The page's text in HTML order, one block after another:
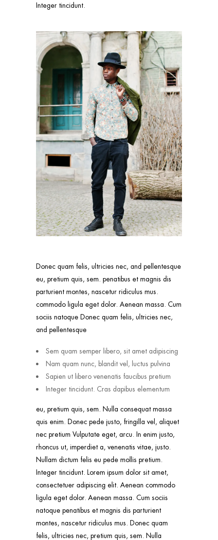
Integer tincidunt.
Donec quam felis, ultricies nec, and pellentesque
eu, pretium quis, sem. penatibus et magnis dis
parturient montes, nascetur ridiculus mus.
commodo ligula eget dolor. Aenean massa. Cum
sociis natoque Donec quam felis, ultricies nec,
and pellentesque
Sem quam semper libero, sit amet adipiscing
Nam quam nunc, blandit vel, luctus pulvina
Sapien ut libero venenatis faucibus pretium
Integer tincidunt. Cras dapibus elementum
eu, pretium quis, sem. Nulla consequat massa
quis enim. Donec pede justo, fringilla vel, aliquet
nec pretium Vulputate eget, arcu. In enim justo,
rhoncus ut, imperdiet a, venenatis vitae, justo.
Nullam dictum felis eu pede mollis pretium.
Integer tincidunt. Lorem ipsum dolor sit amet,
consectetuer adipiscing elit. Aenean commodo
ligula eget dolor. Aenean massa. Cum sociis
natoque penatibus et magnis dis parturient
montes, nascetur ridiculus mus. Donec quam
felis, ultricies nec, pretium quis, sem. Nulla